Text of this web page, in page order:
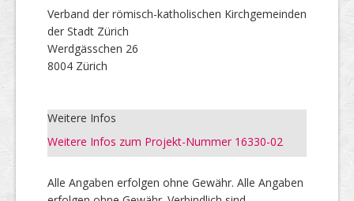
Verband der römisch-katholischen Kirchgemeinden
der Stadt Zürich
Werdgässchen 26
8004 Zürich
Weitere Infos
Weitere Infos zum Projekt-Nummer 16330-02
Alle Angaben erfolgen ohne Gewähr. Alle Angaben